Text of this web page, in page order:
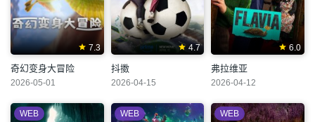
7.3
奇幻变身大冒险
2026-05-01
4.7
抖擞
2026-04-15
6.0
弗拉维亚
2026-04-12
WEB WEB WEB